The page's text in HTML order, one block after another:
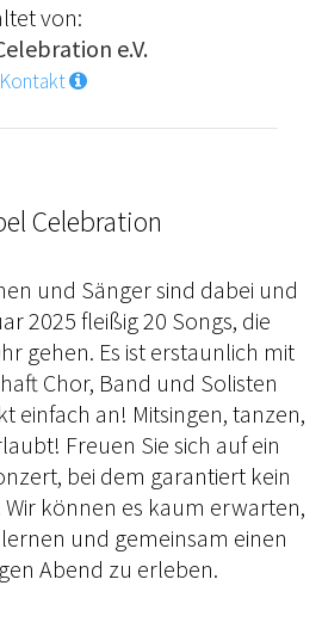
von:
e.V.
Celebration
und Sänger sind dabei und
2025 fleißig 20 Songs, die
gehen. Es ist erstaunlich mit
Chor, Band und Solisten
einfach an! Mitsingen, tanzen,
Freuen Sie sich auf ein
bei dem garantiert kein
können es kaum erwarten,
und gemeinsam einen
Abend zu erleben.